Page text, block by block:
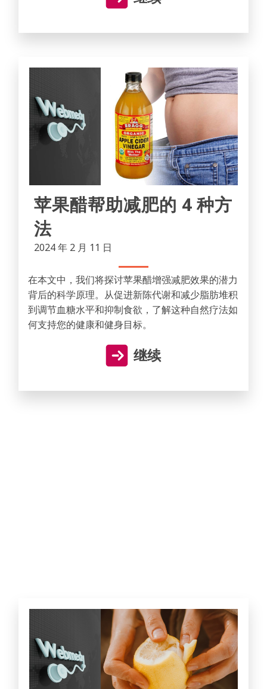
苹果醋帮助减肥的 4 种方
法
2024 年 2 月 11 日
在本文中，我们将探讨苹果醋增强减肥效果的潜力
背后的科学原理。从促进新陈代谢和减少脂肪堆积
到调节血糖水平和抑制食欲，了解这种自然疗法如
何支持您的健康和健身目标。
继续